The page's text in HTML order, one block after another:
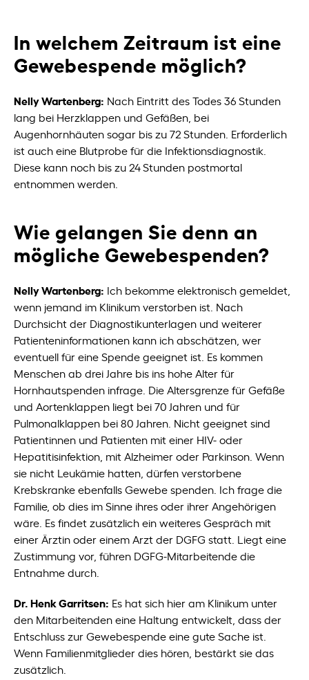
In welchem Zeitraum ist eine
Gewebespende möglich?
Nelly Wartenberg: Nach Eintritt des Todes 36 Stunden
lang bei Herzklappen und Gefäßen, bei
Augenhornhäuten sogar bis zu 72 Stunden. Erforderlich
ist auch eine Blutprobe für die Infektionsdiagnostik.
Diese kann noch bis zu 24 Stunden postmortal
entnommen werden.
Wie gelangen Sie denn an
mögliche Gewebespenden?
Nelly Wartenberg: Ich bekomme elektronisch gemeldet,
wenn jemand im Klinikum verstorben ist. Nach
Durchsicht der Diagnostikunterlagen und weiterer
Patienteninformationen kann ich abschätzen, wer
eventuell für eine Spende geeignet ist. Es kommen
Menschen ab drei Jahre bis ins hohe Alter für
Hornhautspenden infrage. Die Altersgrenze für Gefäße
und Aortenklappen liegt bei 70 Jahren und für
Pulmonalklappen bei 80 Jahren. Nicht geeignet sind
Patientinnen und Patienten mit einer HIV- oder
Hepatitisinfektion, mit Alzheimer oder Parkinson. Wenn
sie nicht Leukämie hatten, dürfen verstorbene
Krebskranke ebenfalls Gewebe spenden. Ich frage die
Familie, ob dies im Sinne ihres oder ihrer Angehörigen
wäre. Es findet zusätzlich ein weiteres Gespräch mit
einer Ärztin oder einem Arzt der DGFG statt. Liegt eine
Zustimmung vor, führen DGFG-Mitarbeitende die
Entnahme durch.
Dr. Henk Garritsen: Es hat sich hier am Klinikum unter
den Mitarbeitenden eine Haltung entwickelt, dass der
Entschluss zur Gewebespende eine gute Sache ist.
Wenn Familienmitglieder dies hören, bestärkt sie das
zusätzlich.